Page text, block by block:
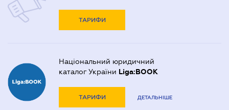
ТАРИФИ
Національний юридичний
каталог України Liga:BOOK
ТАРИФИ ДЕТАЛЬНІШЕ